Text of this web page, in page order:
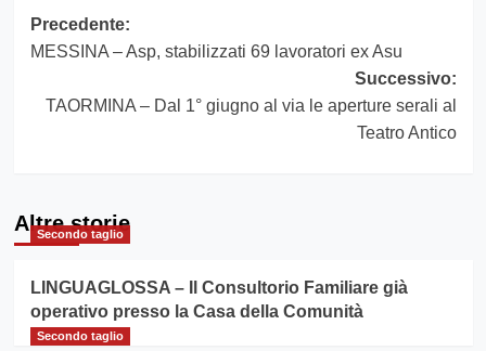
Navigazione
articolo
Precedente:
MESSINA – Asp, stabilizzati 69 lavoratori ex Asu
Successivo:
TAORMINA – Dal 1° giugno al via le aperture serali al
Teatro Antico
Altre storie
Secondo taglio
LINGUAGLOSSA – Il Consultorio Familiare già
operativo presso la Casa della Comunità
Secondo taglio